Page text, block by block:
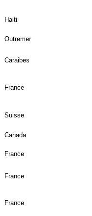
Haiti
Outremer
Caraibes
France
Suisse
Canada
France
France
France